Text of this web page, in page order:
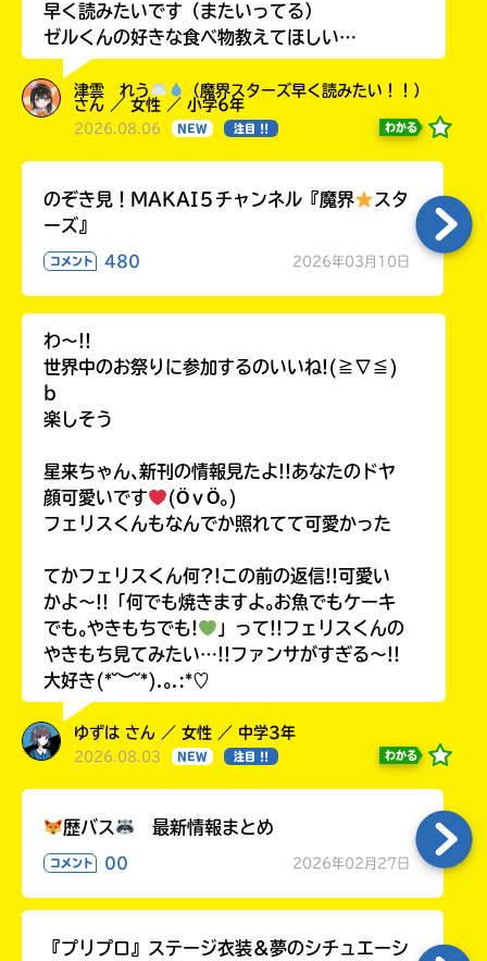
早く読みたいです（またいってる）
ゼルくんの好きな食べ物教えてほしい…
津雲 れう
（魔界スターズ早く読みたい！！）
さん ／ 女性 ／ 小学6年
2026.08.06 NEW 注目 !! わかる
のぞき見！MAKAI５チャンネル『魔界
スタ
ーズ』
コメント 480 2026年03月10日
わ〜!!
世界中のお祭りに参加するのいいね!(≧∇≦)
b
楽しそう
星来ちゃん､新刊の情報見たよ!!あなたのドヤ
顔可愛いです
(ӦｖӦ｡)
フェリスくんもなんでか照れてて可愛かった
てかフェリスくん何?!この前の返信!!可愛い
かよ〜!!「何でも焼きますよ｡お魚でもケーキ
でも｡やきもちでも!
」って!!フェリスくんの
やきもち見てみたい…!!ファンサがすぎる〜!!
大好き(*˘︶˘*).｡.:*♡
ゆずは さん ／ 女性 ／ 中学3年
2026.08.03 NEW 注目 !! わかる
歴バス 最新情報まとめ
コメント 00 2026年02月27日
『プリプロ』ステージ衣装＆夢のシチュエーシ